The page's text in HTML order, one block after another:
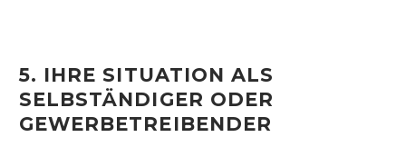
5. IHRE SITUATION ALS
SELBSTÄNDIGER ODER
GEWERBETREIBENDER